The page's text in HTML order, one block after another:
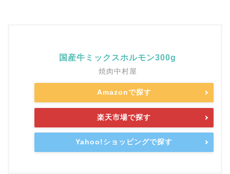
国産牛ミックスホルモン300g
焼肉中村屋
Amazonで探す
楽天市場で探す
Yahoo!ショッピングで探す